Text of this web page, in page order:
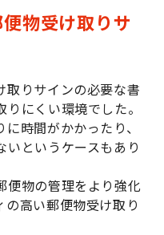
物受け取りサ
取りサインの必要な書
にくい環境でした。
時間がかかったり、
というケースもあり
便物の管理をより強化
高い郵便物受け取り